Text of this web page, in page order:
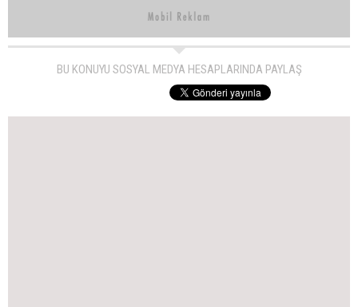
BU KONUYU SOSYAL MEDYA HESAPLARINDA PAYLAŞ